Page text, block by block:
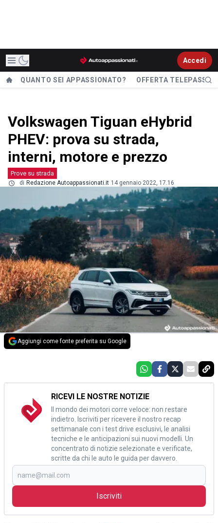
Accedi
QUANTO SEI APPASSIONATO? OFFERTA TELEPASS
Volkswagen Tiguan eHybrid
PHEV: prova su strada,
interni, motore e prezzo
Prove su strada
di Redazione Autoappassionati.it 14 gennaio 2022, 17.16
Aggiungi come fonte preferita su Google
RICEVI LE NOSTRE NOTIZIE
Il mondo dei motori corre veloce: non restare
indietro. Iscriviti per ricevere il nostro recap
settimanale con i test drive esclusivi, le analisi
tecniche e le anticipazioni sui nuovi modelli. Un
concentrato di notizie selezionate e verificate,
scritte da chi le auto le guida per davvero.
Iscriviti